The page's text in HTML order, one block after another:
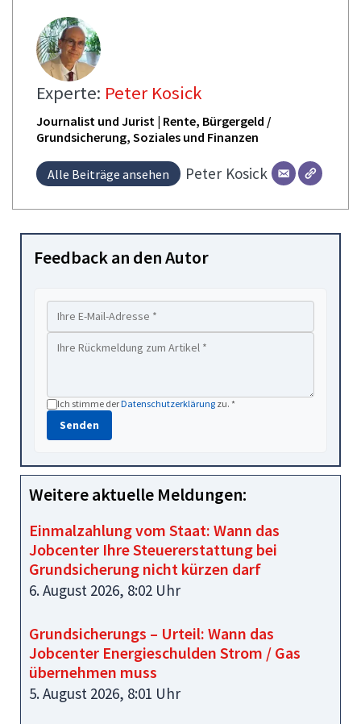
Experte: Peter Kosick
Journalist und Jurist | Rente, Bürgergeld /
Grundsicherung, Soziales und Finanzen
Alle Beiträge ansehen Peter Kosick
Feedback an den Autor
Ich stimme derDatenschutzerklärung zu. *
Senden
Weitere aktuelle Meldungen:
Einmalzahlung vom Staat: Wann das
Jobcenter Ihre Steuererstattung bei
Grundsicherung nicht kürzen darf
6. August 2026, 8:02 Uhr
Grundsicherungs – Urteil: Wann das
Jobcenter Energieschulden Strom / Gas
übernehmen muss
5. August 2026, 8:01 Uhr